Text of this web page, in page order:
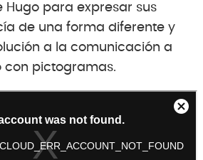
para expresar sus
de una forma diferente y
a la comunicación a
con pictogramas.